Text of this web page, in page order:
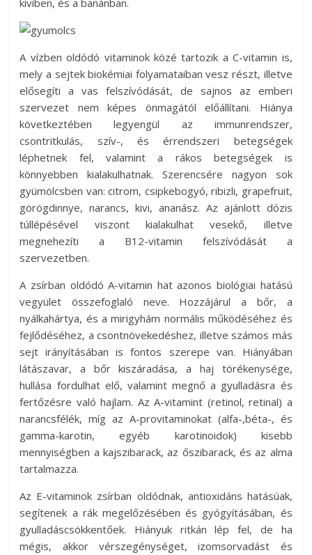
A vízben oldódó vitaminok közé tartozik a C-vitamin is,
mely a sejtek biokémiai folyamataiban vesz részt, illetve
elősegíti a vas felszívódását, de sajnos az emberi
szervezet nem képes önmagától előállítani. Hiánya
következtében legyengül az immunrendszer,
csontritkulás, szív-, és érrendszeri betegségek
léphetnek fel, valamint a rákos betegségek is
könnyebben kialakulhatnak. Szerencsére nagyon sok
gyümölcsben van: citrom, csipkebogyó, ribizli, grapefruit,
görögdinnye, narancs, kivi, ananász. Az ajánlott dózis
túllépésével viszont kialakulhat vesekő, illetve
megnehezíti a B12-vitamin felszívódását a
szervezetben.
A zsírban oldódó A-vitamin hat azonos biológiai hatású
vegyület összefoglaló neve. Hozzájárul a bőr, a
nyálkahártya, és a mirigyhám normális működéséhez és
fejlődéséhez, a csontnövekedéshez, illetve számos más
sejt irányításában is fontos szerepe van. Hiányában
látászavar, a bőr kiszáradása, a haj törékenysége,
hullása fordulhat elő, valamint megnő a gyulladásra és
fertőzésre való hajlam. Az A-vitamint (retinol, retinal) a
narancsfélék, míg az A-provitaminokat (alfa-,béta-, és
gamma-karotin, egyéb karotinoidok) kisebb
mennyiségben a kajszibarack, az őszibarack, és az alma
tartalmazza.
Az E-vitaminok zsírban oldódnak, antioxidáns hatásúak,
segítenek a rák megelőzésében és gyógyításában, és
gyulladáscsökkentőek. Hiányuk ritkán lép fel, de ha
mégis, akkor vérszegénységet, izomsorvadást és